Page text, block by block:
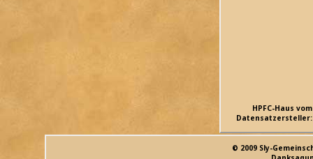
HPFC-Haus vom
Datensatzersteller:
© 2009 Sly-